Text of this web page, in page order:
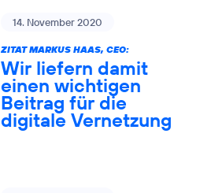
14. November 2020
ZITAT MARKUS HAAS, CEO:
Wir liefern damit
einen wichtigen
Beitrag für die
digitale Vernetzung